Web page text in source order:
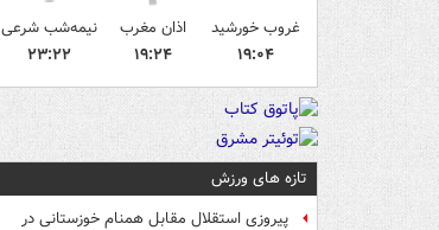
غروب خورشید
۱۹:۰۴
اذان مغرب
۱۹:۲۴
نیمه‌شب شرعی
۲۳:۲۲
تازه های ورزش
پیروزی استقلال مقابل همنام خوزستانی در